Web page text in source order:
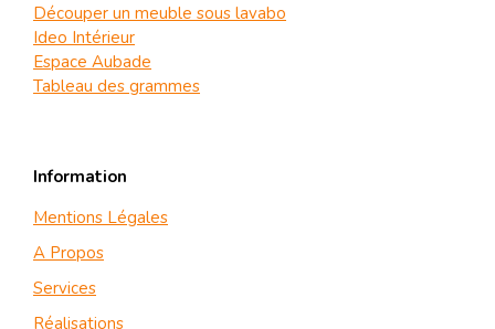
Découper un meuble sous lavabo
Ideo Intérieur
Espace Aubade
Tableau des grammes
Information
Mentions Légales
A Propos
Services
Réalisations